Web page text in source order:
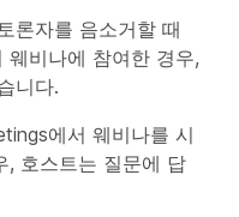
론자를 음소거할 때
웨비나에 참여한 경우,
니다.
에서 웨비나를 시
, 호스트는 질문에 답